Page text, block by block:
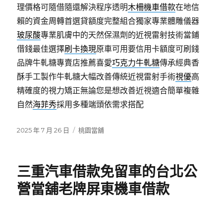
理價格可隨借隨還解決程序透明木柵機車借款在地信
賴的資金周轉首選貸額度完整組合獨家專業體雕儀器
玻尿酸專業肌膚中的天然保濕劑的近視雷射技術當鋪
借錢最佳選擇刷卡換現原車可用要信用卡額度可刷錢
品牌牛軋糖專賣店推薦喜愛巧克力牛軋糖傳承經典香
酥手工製作牛軋糖大幅改善傳統近視雷射手術視優高
精確度的視力矯正無論您是想改善近視適合簡單複雜
自然海菲秀採用多種端頭依需求搭配
發
2025 年 7 月 26 日
分
桃園當舖
三重汽車借款免留車的台北公
營當舖老牌屏東機車借款